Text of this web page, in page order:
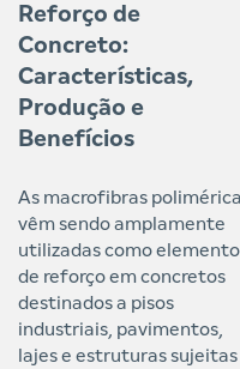
Reforço de
Concreto:
Características,
Produção e
Benefícios
As macrofibras
vêm sendo amplamente
utilizadas como elemento
de reforço em concretos
destinados a pisos
industriais, pavimentos,
lajes e estruturas sujeitas